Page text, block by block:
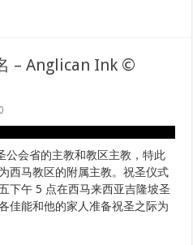
– Anglican Ink ©
0
公会省的主教和教区主教，特此
西马教区的附属主教。祝圣仪式
下午 5 点在西马来西亚吉隆坡圣
佳能和他的家人准备祝圣之际为